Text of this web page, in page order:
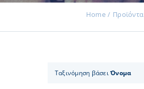
Home Προϊόντα
Ταξινόμηση βάσειΌνομα